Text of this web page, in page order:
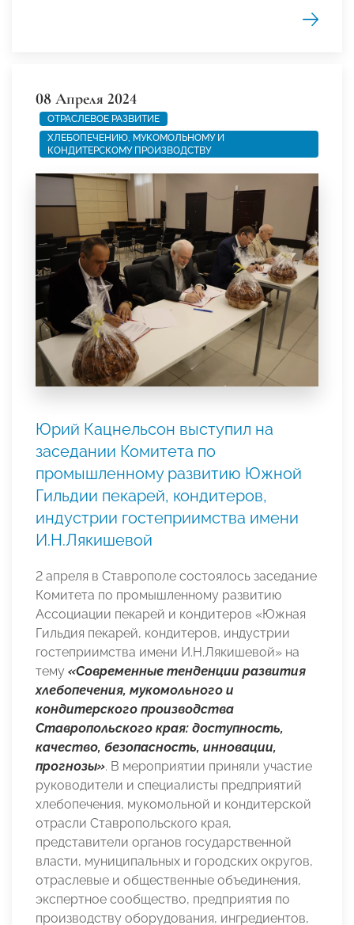
08 Апреля 2024
ОТРАСЛЕВОЕ РАЗВИТИЕ
ХЛЕБОПЕЧЕНИЮ, МУКОМОЛЬНОМУ И
КОНДИТЕРСКОМУ ПРОИЗВОДСТВУ
Юрий Кацнельсон выступил на
заседании Комитета по
промышленному развитию Южной
Гильдии пекарей, кондитеров,
индустрии гостеприимства имени
И.Н.Лякишевой
2 апреля в Ставрополе состоялось заседание
Комитета по промышленному развитию
Ассоциации пекарей и кондитеров «Южная
Гильдия пекарей, кондитеров, индустрии
гостеприимства имени И.Н.Лякишевой» на
тему «Современные тенденции развития
хлебопечения, мукомольного и
кондитерского производства
Ставропольского края: доступность,
качество, безопасность, инновации,
прогнозы». В мероприятии приняли участие
руководители и специалисты предприятий
хлебопечения, мукомольной и кондитерской
отрасли Ставропольского края,
представители органов государственной
власти, муниципальных и городских округов,
отраслевые и общественные объединения,
экспертное сообщество, предприятия по
производству оборудования, ингредиентов,